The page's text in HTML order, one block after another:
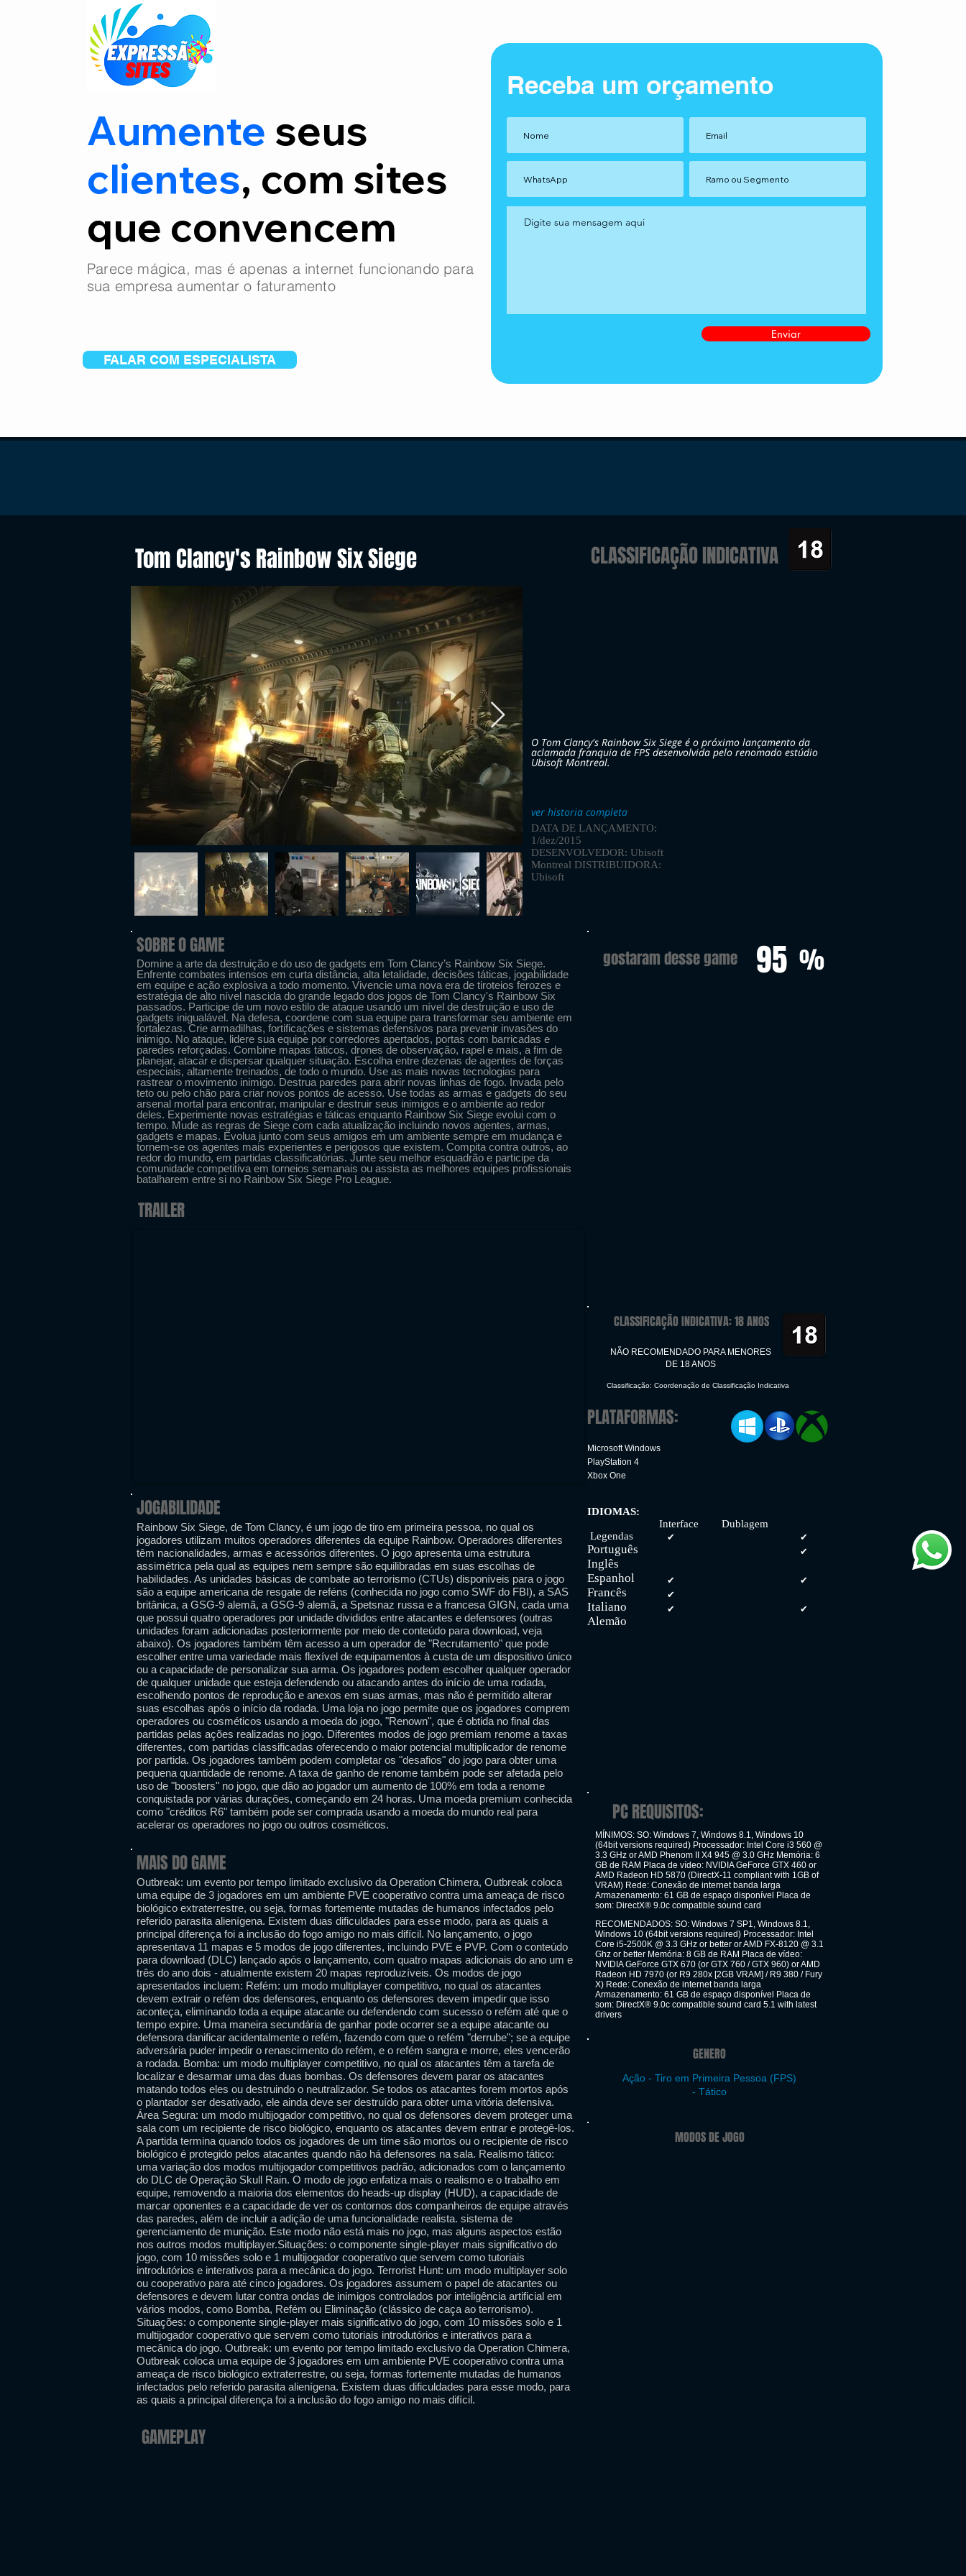
Aumente seus
clientes, com sites
que convencem
Parece mágica, mas é apenas a internet funcionando para
sua empresa aumentar o faturamento
FALAR COM ESPECIALISTA
Receba um orçamento
Enviar
Tom Clancy's Rainbow Six Siege CLASSIFICAÇÃO INDICATIVA
O Tom Clancy's Rainbow Six Siege é o próximo lançamento da
aclamada franquia de FPS desenvolvida pelo renomado estúdio
Ubisoft Montreal.
ver historia completa
DATA DE LANÇAMENTO:
1/dez/2015
DESENVOLVEDOR: Ubisoft
Montreal DISTRIBUIDORA:
Ubisoft
SOBRE O GAME
Domine a arte da destruição e do uso de gadgets em Tom Clancy’s Rainbow Six Siege.
Enfrente combates intensos em curta distância, alta letalidade, decisões táticas, jogabilidade
em equipe e ação explosiva a todo momento. Vivencie uma nova era de tiroteios ferozes e
estratégia de alto nível nascida do grande legado dos jogos de Tom Clancy's Rainbow Six
passados. Participe de um novo estilo de ataque usando um nível de destruição e uso de
gadgets inigualável. Na defesa, coordene com sua equipe para transformar seu ambiente em
fortalezas. Crie armadilhas, fortificações e sistemas defensivos para prevenir invasões do
inimigo. No ataque, lidere sua equipe por corredores apertados, portas com barricadas e
paredes reforçadas. Combine mapas táticos, drones de observação, rapel e mais, a fim de
planejar, atacar e dispersar qualquer situação. Escolha entre dezenas de agentes de forças
especiais, altamente treinados, de todo o mundo. Use as mais novas tecnologias para
rastrear o movimento inimigo. Destrua paredes para abrir novas linhas de fogo. Invada pelo
teto ou pelo chão para criar novos pontos de acesso. Use todas as armas e gadgets do seu
arsenal mortal para encontrar, manipular e destruir seus inimigos e o ambiente ao redor
deles. Experimente novas estratégias e táticas enquanto Rainbow Six Siege evolui com o
tempo. Mude as regras de Siege com cada atualização incluindo novos agentes, armas,
gadgets e mapas. Evolua junto com seus amigos em um ambiente sempre em mudança e
tornem-se os agentes mais experientes e perigosos que existem. Compita contra outros, ao
redor do mundo, em partidas classificatórias. Junte seu melhor esquadrão e participe da
comunidade competitiva em torneios semanais ou assista as melhores equipes profissionais
batalharem entre si no Rainbow Six Siege Pro League.
TRAILER
JOGABILIDADE
Rainbow Six Siege, de Tom Clancy, é um jogo de tiro em primeira pessoa, no qual os
jogadores utilizam muitos operadores diferentes da equipe Rainbow. Operadores diferentes
têm nacionalidades, armas e acessórios diferentes. O jogo apresenta uma estrutura
assimétrica pela qual as equipes nem sempre são equilibradas em suas escolhas de
habilidades. As unidades básicas de combate ao terrorismo (CTUs) disponíveis para o jogo
são a equipe americana de resgate de reféns (conhecida no jogo como SWF do FBI), a SAS
britânica, a GSG-9 alemã, a GSG-9 alemã, a Spetsnaz russa e a francesa GIGN, cada uma
que possui quatro operadores por unidade divididos entre atacantes e defensores (outras
unidades foram adicionadas posteriormente por meio de conteúdo para download, veja
abaixo). Os jogadores também têm acesso a um operador de "Recrutamento" que pode
escolher entre uma variedade mais flexível de equipamentos à custa de um dispositivo único
ou a capacidade de personalizar sua arma. Os jogadores podem escolher qualquer operador
de qualquer unidade que esteja defendendo ou atacando antes do início de uma rodada,
escolhendo pontos de reprodução e anexos em suas armas, mas não é permitido alterar
suas escolhas após o início da rodada. Uma loja no jogo permite que os jogadores comprem
operadores ou cosméticos usando a moeda do jogo, "Renown", que é obtida no final das
partidas pelas ações realizadas no jogo. Diferentes modos de jogo premiam renome a taxas
diferentes, com partidas classificadas oferecendo o maior potencial multiplicador de renome
por partida. Os jogadores também podem completar os "desafios" do jogo para obter uma
pequena quantidade de renome. A taxa de ganho de renome também pode ser afetada pelo
uso de "boosters" no jogo, que dão ao jogador um aumento de 100% em toda a renome
conquistada por várias durações, começando em 24 horas. Uma moeda premium conhecida
como "créditos R6" também pode ser comprada usando a moeda do mundo real para
acelerar os operadores no jogo ou outros cosméticos.
MAIS DO GAME
Outbreak: um evento por tempo limitado exclusivo da Operation Chimera, Outbreak coloca
uma equipe de 3 jogadores em um ambiente PVE cooperativo contra uma ameaça de risco
biológico extraterrestre, ou seja, formas fortemente mutadas de humanos infectados pelo
referido parasita alienígena. Existem duas dificuldades para esse modo, para as quais a
principal diferença foi a inclusão do fogo amigo no mais difícil. No lançamento, o jogo
apresentava 11 mapas e 5 modos de jogo diferentes, incluindo PVE e PVP. Com o conteúdo
para download (DLC) lançado após o lançamento, com quatro mapas adicionais do ano um e
três do ano dois - atualmente existem 20 mapas reproduzíveis. Os modos de jogo
apresentados incluem: Refém: um modo multiplayer competitivo, no qual os atacantes
devem extrair o refém dos defensores, enquanto os defensores devem impedir que isso
aconteça, eliminando toda a equipe atacante ou defendendo com sucesso o refém até que o
tempo expire. Uma maneira secundária de ganhar pode ocorrer se a equipe atacante ou
defensora danificar acidentalmente o refém, fazendo com que o refém "derrube"; se a equipe
adversária puder impedir o renascimento do refém, e o refém sangra e morre, eles vencerão
a rodada. Bomba: um modo multiplayer competitivo, no qual os atacantes têm a tarefa de
localizar e desarmar uma das duas bombas. Os defensores devem parar os atacantes
matando todos eles ou destruindo o neutralizador. Se todos os atacantes forem mortos após
o plantador ser desativado, ele ainda deve ser destruído para obter uma vitória defensiva.
Área Segura: um modo multijogador competitivo, no qual os defensores devem proteger uma
sala com um recipiente de risco biológico, enquanto os atacantes devem entrar e protegê-los.
A partida termina quando todos os jogadores de um time são mortos ou o recipiente de risco
biológico é protegido pelos atacantes quando não há defensores na sala. Realismo tático:
uma variação dos modos multijogador competitivos padrão, adicionados com o lançamento
do DLC de Operação Skull Rain. O modo de jogo enfatiza mais o realismo e o trabalho em
equipe, removendo a maioria dos elementos do heads-up display (HUD), a capacidade de
marcar oponentes e a capacidade de ver os contornos dos companheiros de equipe através
das paredes, além de incluir a adição de uma funcionalidade realista. sistema de
gerenciamento de munição. Este modo não está mais no jogo, mas alguns aspectos estão
nos outros modos multiplayer.Situações: o componente single-player mais significativo do
jogo, com 10 missões solo e 1 multijogador cooperativo que servem como tutoriais
introdutórios e interativos para a mecânica do jogo. Terrorist Hunt: um modo multiplayer solo
ou cooperativo para até cinco jogadores. Os jogadores assumem o papel de atacantes ou
defensores e devem lutar contra ondas de inimigos controlados por inteligência artificial em
vários modos, como Bomba, Refém ou Eliminação (clássico de caça ao terrorismo).
Situações: o componente single-player mais significativo do jogo, com 10 missões solo e 1
multijogador cooperativo que servem como tutoriais introdutórios e interativos para a
mecânica do jogo. Outbreak: um evento por tempo limitado exclusivo da Operation Chimera,
Outbreak coloca uma equipe de 3 jogadores em um ambiente PVE cooperativo contra uma
ameaça de risco biológico extraterrestre, ou seja, formas fortemente mutadas de humanos
infectados pelo referido parasita alienígena. Existem duas dificuldades para esse modo, para
as quais a principal diferença foi a inclusão do fogo amigo no mais difícil.
GAMEPLAY
gostaram desse game 95 %
CLASSIFICAÇÃO INDICATIVA: 18 ANOS
NÃO RECOMENDADO PARA MENORES
DE 18 ANOS
Classificação: Coordenação de Classificação Indicativa
PLATAFORMAS:
Microsoft Windows
PlayStation 4
Xbox One
IDIOMAS:
Interface Dublagem
Legendas
Português
Inglês
Espanhol
Francês
Italiano
Alemão
✔
✔
✔
✔
✔
✔
✔
✔
PC REQUISITOS:
MÍNIMOS: SO: Windows 7, Windows 8.1, Windows 10
(64bit versions required) Processador: Intel Core i3 560 @
3.3 GHz or AMD Phenom II X4 945 @ 3.0 GHz Memória: 6
GB de RAM Placa de vídeo: NVIDIA GeForce GTX 460 or
AMD Radeon HD 5870 (DirectX-11 compliant with 1GB of
VRAM) Rede: Conexão de internet banda larga
Armazenamento: 61 GB de espaço disponível Placa de
som: DirectX® 9.0c compatible sound card
RECOMENDADOS: SO: Windows 7 SP1, Windows 8.1,
Windows 10 (64bit versions required) Processador: Intel
Core i5-2500K @ 3.3 GHz or better or AMD FX-8120 @ 3.1
Ghz or better Memória: 8 GB de RAM Placa de vídeo:
NVIDIA GeForce GTX 670 (or GTX 760 / GTX 960) or AMD
Radeon HD 7970 (or R9 280x [2GB VRAM] / R9 380 / Fury
X) Rede: Conexão de internet banda larga
Armazenamento: 61 GB de espaço disponível Placa de
som: DirectX® 9.0c compatible sound card 5.1 with latest
drivers
GENERO
Ação - Tiro em Primeira Pessoa (FPS)
- Tático
MODOS DE JOGO